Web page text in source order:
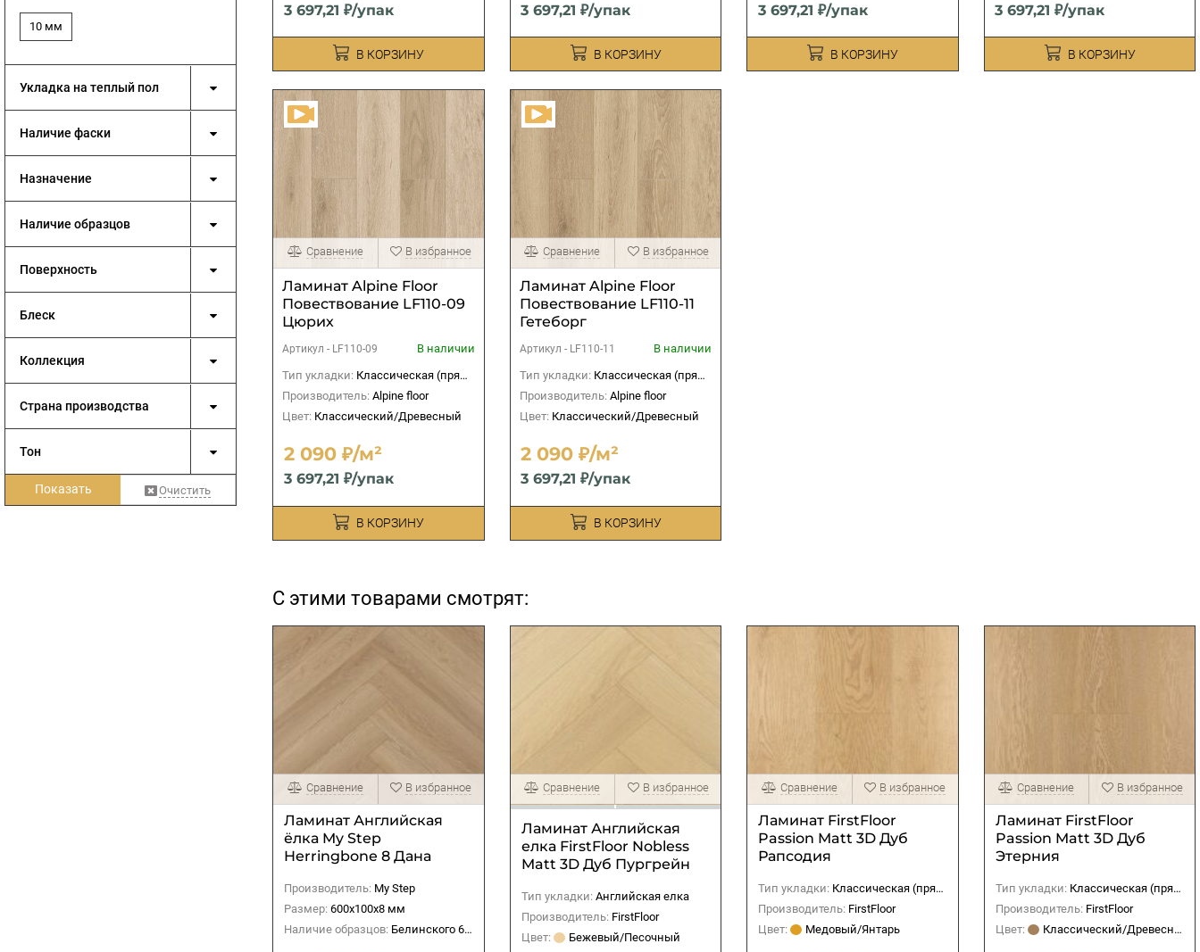
3 697,21 ₽/упак
В КОРЗИНУ
3 697,21 ₽/упак
В КОРЗИНУ
3 697,21 ₽/упак
В КОРЗИНУ
3 697,21 ₽/упак
В КОРЗИНУ
Ламинат Alpine Floor
Повествование LF110-09
Цюрих
Артикул - LF110-09
В наличии
Тип укладки: Классическая (прямая)
Производитель: Alpine floor
Цвет: Классический/Древесный
2 090 ₽/м²
3 697,21 ₽/упак
В КОРЗИНУ
Сравнение В избранное
Ламинат Alpine Floor
Повествование LF110-11
Гетеборг
Артикул - LF110-11
В наличии
Тип укладки: Классическая (прямая)
Производитель: Alpine floor
Цвет: Классический/Древесный
2 090 ₽/м²
3 697,21 ₽/упак
В КОРЗИНУ
Сравнение В избранное
С этими товарами смотрят:
Ламинат Английская
ёлка My Step
Herringbone 8 Дана
Производитель: My Step
Размер: 600x100x8 мм
Наличие образцов: Белинского 61/1, СЦ Бекетов, ТРЦ Жар-Птица
Сравнение В избранное
Ламинат Английская
елка FirstFloor Nobless
Matt 3D Дуб Пургрейн
Тип укладки: Английская елка
Производитель: FirstFloor
Цвет:
Бежевый/Песочный
Сравнение В избранное
Ламинат FirstFloor
Passion Matt 3D Дуб
Рапсодия
Тип укладки: Классическая (прямая)
Производитель: FirstFloor
Цвет:
Медовый/Янтарь
Сравнение В избранное
Ламинат FirstFloor
Passion Matt 3D Дуб
Этерния
Тип укладки: Классическая (прямая)
Производитель: FirstFloor
Цвет:
Классический/Древесный
Сравнение В избранное
10 мм
Укладка на теплый пол
Наличие фаски
Назначение
Наличие образцов
Поверхность
Блеск
Коллекция
Страна производства
Тон
Показать Очистить